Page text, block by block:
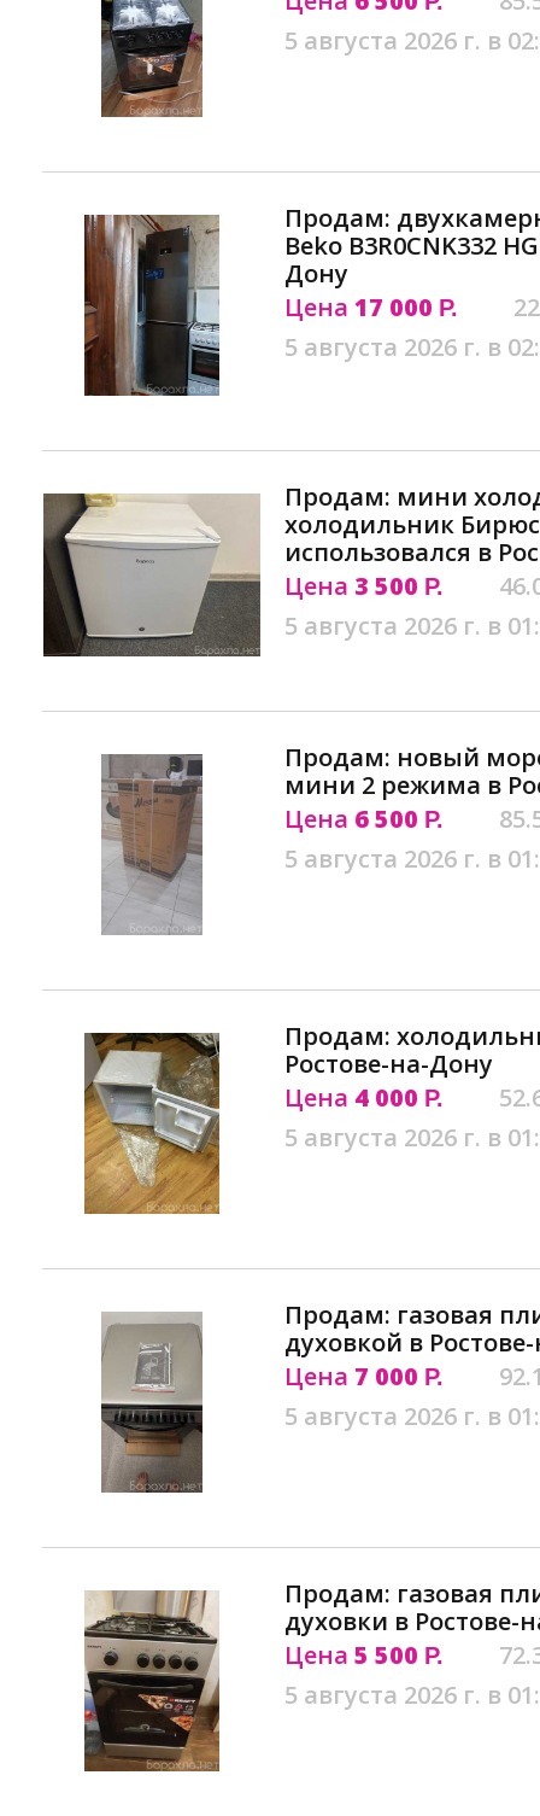
5 августа 2026 г. в
Продам:
Beko B3R0CNK332
Дону
Цена 17 000 Р.
5 августа 2026 г. в
Продам: мини
холодильник
использовался в
Цена 3 500 Р.
5 августа 2026 г. в
Продам: новый
мини 2 режима в
Цена 6 500 Р.
5 августа 2026 г. в
Продам:
Ростове-на-Дону
Цена 4 000 Р.
5 августа 2026 г. в
Продам: газовая
духовкой в
Цена 7 000 Р.
5 августа 2026 г. в
Продам: газовая
духовки в Ростове-
Цена 5 500 Р.
5 августа 2026 г. в